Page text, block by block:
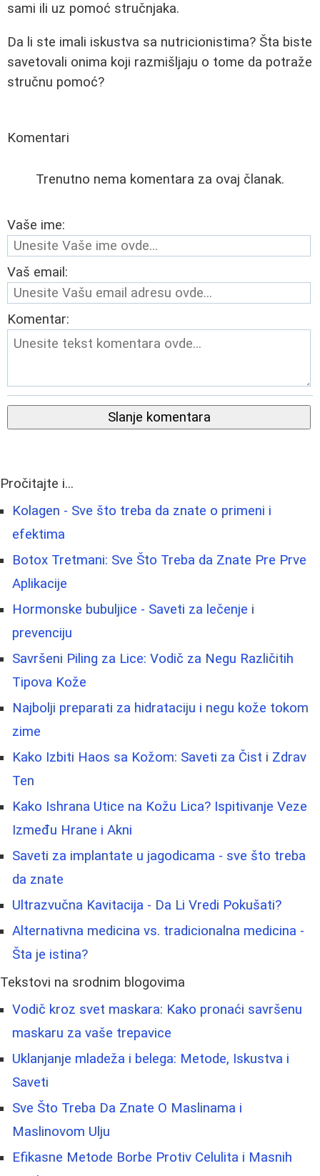
sami ili uz pomoć stručnjaka.
Da li ste imali iskustva sa nutricionistima? Šta biste
savetovali onima koji razmišljaju o tome da potraže
stručnu pomoć?
Komentari
Trenutno nema komentara za ovaj članak.
Vaše ime:
Vaš email:
Komentar:
Slanje komentara
Pročitajte i...
Kolagen - Sve što treba da znate o primeni i
efektima
Botox Tretmani: Sve Što Treba da Znate Pre Prve
Aplikacije
Hormonske bubuljice - Saveti za lečenje i
prevenciju
Savršeni Piling za Lice: Vodič za Negu Različitih
Tipova Kože
Najbolji preparati za hidrataciju i negu kože tokom
zime
Kako Izbiti Haos sa Kožom: Saveti za Čist i Zdrav
Ten
Kako Ishrana Utice na Kožu Lica? Ispitivanje Veze
Između Hrane i Akni
Saveti za implantate u jagodicama - sve što treba
da znate
Ultrazvučna Kavitacija - Da Li Vredi Pokušati?
Alternativna medicina vs. tradicionalna medicina -
Šta je istina?
Tekstovi na srodnim blogovima
Vodič kroz svet maskara: Kako pronaći savršenu
maskaru za vaše trepavice
Uklanjanje mladeža i belega: Metode, Iskustva i
Saveti
Sve Što Treba Da Znate O Maslinama i
Maslinovom Ulju
Efikasne Metode Borbe Protiv Celulita i Masnih